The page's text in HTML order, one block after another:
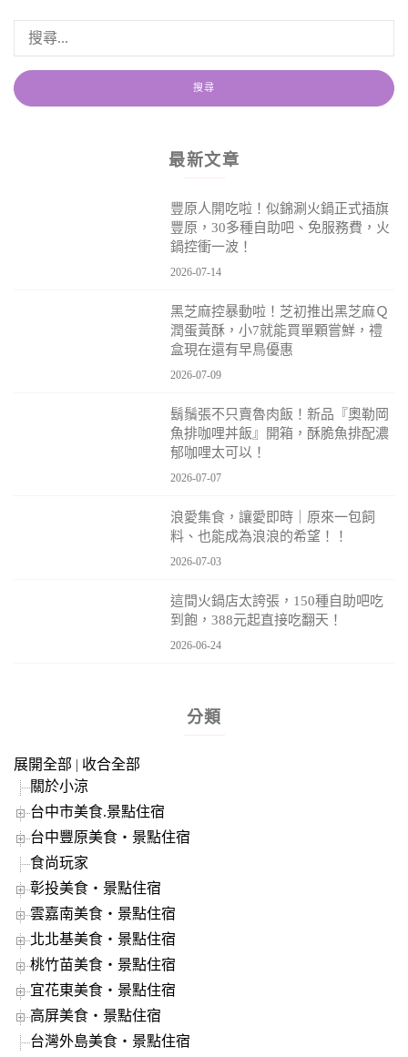
最新文章
豐原人開吃啦！似錦涮火鍋正式插旗
豐原，30多種自助吧、免服務費，火
鍋控衝一波！
2026-07-14
黑芝麻控暴動啦！芝初推出黑芝麻Ｑ
潤蛋黃酥，小7就能買單顆嘗鮮，禮
盒現在還有早鳥優惠
2026-07-09
鬍鬚張不只賣魯肉飯！新品『奧勒岡
魚排咖哩丼飯』開箱，酥脆魚排配濃
郁咖哩太可以！
2026-07-07
浪愛集食，讓愛即時｜原來一包飼
料、也能成為浪浪的希望！！
2026-07-03
這間火鍋店太誇張，150種自助吧吃
到飽，388元起直接吃翻天！
2026-06-24
分類
展開全部 | 收合全部
關於小涼
台中市美食.景點住宿
台中豐原美食‧景點住宿
食尚玩家
彰投美食‧景點住宿
雲嘉南美食‧景點住宿
北北基美食‧景點住宿
桃竹苗美食‧景點住宿
宜花東美食‧景點住宿
高屏美食‧景點住宿
台灣外島美食‧景點住宿